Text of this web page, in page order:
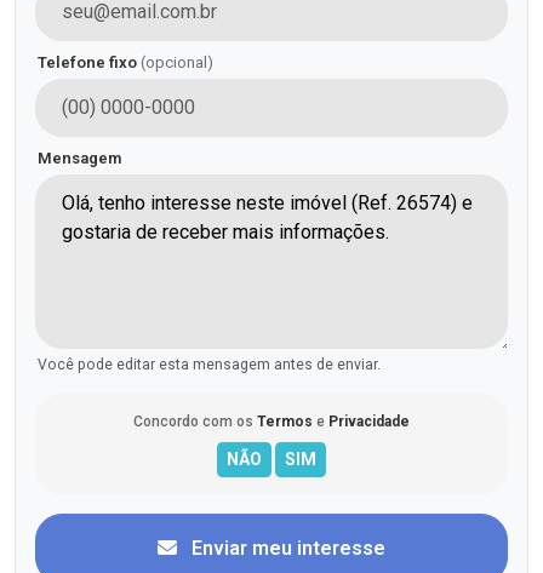
Telefone fixo (opcional)
Mensagem
Você pode editar esta mensagem antes de enviar.
Concordo com os Termos e Privacidade
Enviar meu interesse